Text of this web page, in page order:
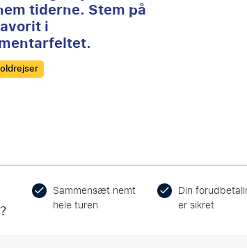
tiderne. Stem på
i
Sammensæt nemt
hele turen
Din
er sikret